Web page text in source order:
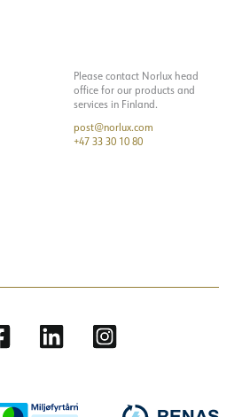
Please contact Norlux head
office for our products and
services in Finland.
post@norlux.com
+47 33 30 10 80